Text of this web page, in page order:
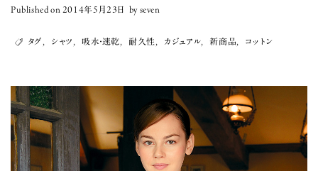
Published on 2014年5月23日 by seven
タグ , シャツ , 吸水・速乾, 耐久性 , カジュアル, 新商品, コットン